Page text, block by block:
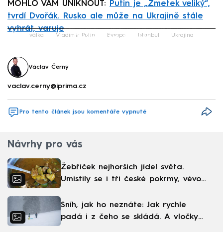
MOHLO VÁM UNIKNOUT:
Putin je „Zmetek veliký“,
tvrdí Dvořák. Rusko ale může na Ukrajině stále
vyhrát, varuje
Failed to fetch
válka Vladimir Putin Evropa Istanbul Ukrajina
Václav Černý
vaclav.cerny@iprima.cz
Pro tento článek jsou komentáře vypnuté
Návrhy pro vás
Žebříček nejhorších jídel světa.
Umístily se i tři české pokrmy, vévodí
Sníh, jak ho neznáte: Jak rychle
padá i z čeho se skládá. A vločky